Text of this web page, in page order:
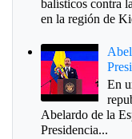
balísticos contra
en la región de
En
Abelardo de la
Presidencia...